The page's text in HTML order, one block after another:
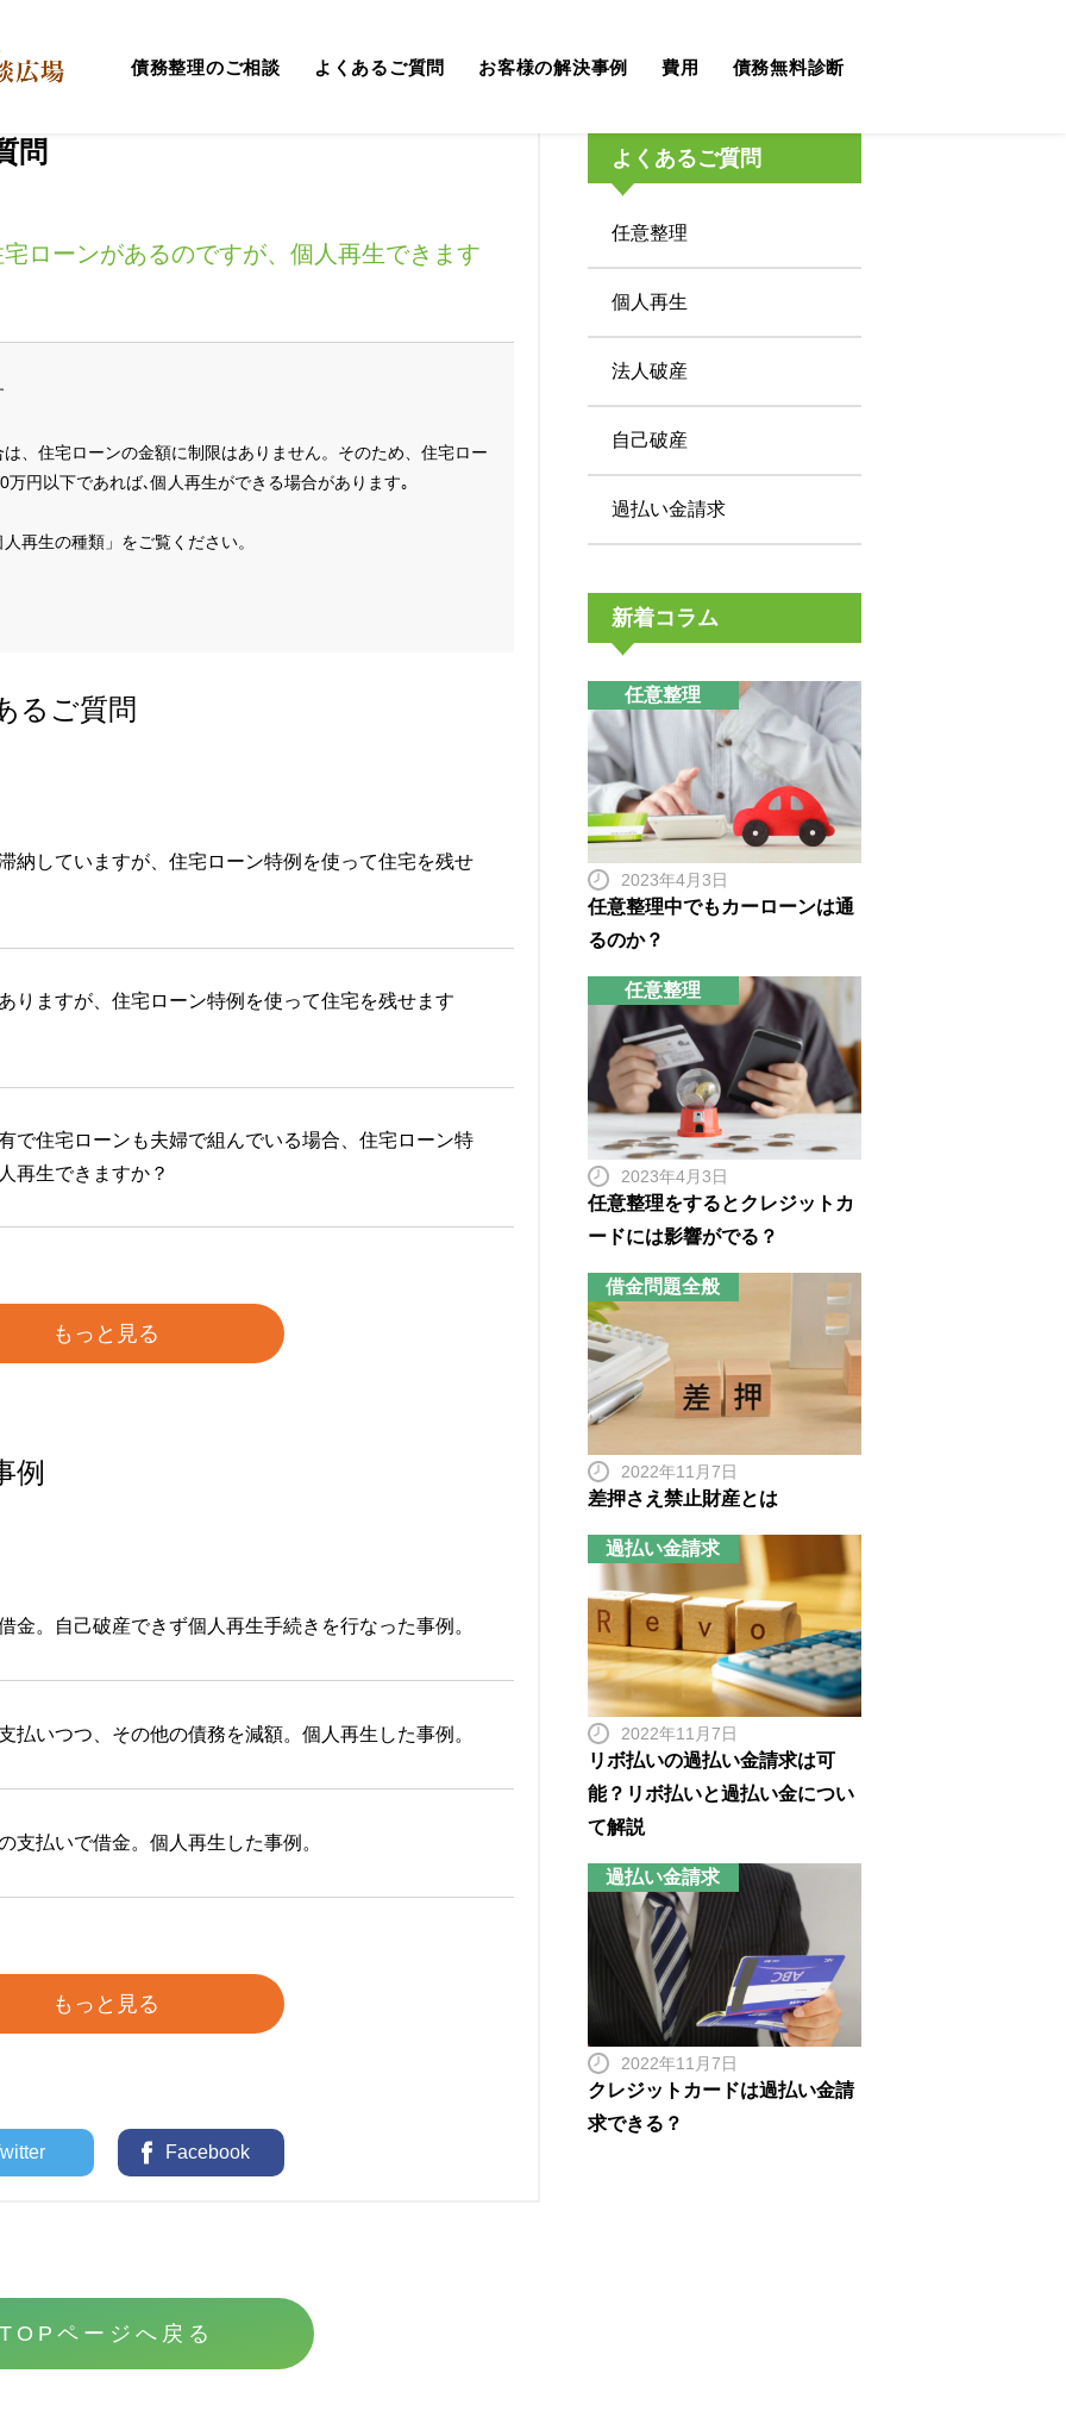
債務整理のご相談 よくあるご質問 お客様の解決事例 費用 債務無料診断
問
ローンがあるのですが、個人再生できます
、住宅ローンの金額に制限はありません。そのため、住宅ロー
円以下であれば､個人再生ができる場合があります｡
再生の種類」をご覧ください。
るご質問
納していますが、住宅ローン特例を使って住宅を残せ
りますが、住宅ローン特例を使って住宅を残せます
で住宅ローンも夫婦で組んでいる場合、住宅ローン特
再生できますか？
もっと見る
例
金。自己破産できず個人再生手続きを行なった事例。
払いつつ、その他の債務を減額。個人再生した事例。
支払いで借金。個人再生した事例。
もっと見る
Facebook
ページへ戻る
よくあるご質問
任意整理
個人再生
法人破産
自己破産
過払い金請求
新着コラム
任意整理
2023年4月3日
任意整理中でもカーローンは通
るのか？
任意整理
2023年4月3日
任意整理をするとクレジットカ
ードには影響がでる？
借金問題全般
2022年11月7日
差押さえ禁止財産とは
過払い金請求
2022年11月7日
リボ払いの過払い金請求は可
能？リボ払いと過払い金につい
て解説
過払い金請求
2022年11月7日
クレジットカードは過払い金請
求できる？